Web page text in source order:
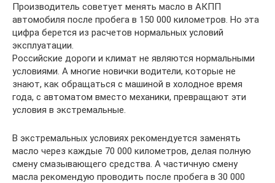
Производитель советует менять масло в АКПП
автомобиля после пробега в 150 000 километров. Но эта
цифра берется из расчетов нормальных условий
эксплуатации.
Российские дороги и климат не являются нормальными
условиями. А многие новички водители, которые не
знают, как обращаться с машиной в холодное время
года, с автоматом вместо механики, превращают эти
условия в экстремальные.
В экстремальных условиях рекомендуется заменять
масло через каждые 70 000 километров, делая полную
смену смазывающего средства. А частичную смену
масла рекомендую проводить после пробега в 30 000